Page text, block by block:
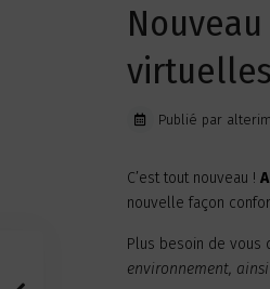
Publié par
C’est tout nouveau !
nouvelle façon
Plus besoin de vous
environnement,